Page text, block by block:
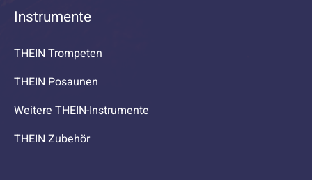
Instrumente
THEIN Trompeten
THEIN Posaunen
Weitere THEIN-Instrumente
THEIN Zubehör